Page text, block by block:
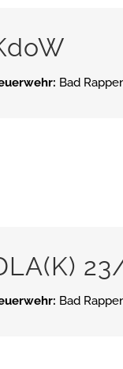
Bad
Bad